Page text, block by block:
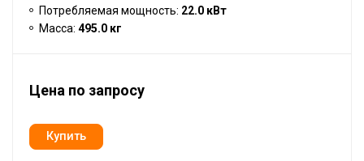
Потребляемая мощность: 22.0 кВт
Масса: 495.0 кг
Цена по запросу